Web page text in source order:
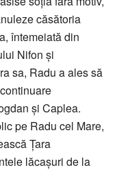
căsătoria
întemeiată din
Nifon și
sa, Radu a ales să
și Caplea.
pe Radu cel Mare,
Țara
lăcașuri de la